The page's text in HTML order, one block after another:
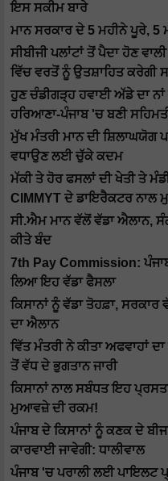
ਇਸ ਸਕੀਮ ਬਾਰੇ
ਮਾਨ ਸਰਕਾਰ ਦੇ 5 ਮਹੀਨੇ ਪੂਰੇ, 5
ਸੀਬੀਜੀ ਪਲਾਂਟਾਂ ਤੋਂ ਪੈਦਾ ਹੋਣ
ਵਿੱਚ ਵਰਤੋਂ ਨੂੰ ਉਤਸ਼ਾਹਿਤ ਕਰੇਗੀ
ਹੁਣ ਚੰਡੀਗੜ੍ਹ ਹਵਾਈ ਅੱਡੇ ਦਾ ਨਾਂ
ਹਰਿਆਣਾ-ਪੰਜਾਬ 'ਚ ਬਣੀ
ਮੁੱਖ ਮੰਤਰੀ ਮਾਨ ਦੀ ਸ਼ਿਲਾਘਯੋਗ
ਵਧਾਉਣ ਲਈ ਚੁੱਕੇ ਕਦਮ
ਮੱਕੀ ਤੇ ਹੋਰ ਫਸਲਾਂ ਦੀ ਖੇਤੀ ਤੇ
CIMMYT ਦੇ ਡਾਇਰੈਕਟਰ ਨਾਲ
ਸੀ.ਐਮ ਮਾਨ ਵੱਲੋਂ ਵੱਡਾ ਐਲਾਨ,
ਕੀਤੇ ਬੰਦ
7th Pay Commission:
ਲਿਆ ਇਹ ਵੱਡਾ ਫੈਸਲਾ
ਕਿਸਾਨਾਂ ਨੂੰ ਵੱਡਾ ਤੋਹਫ਼ਾ,
ਦਾ ਐਲਾਨ
ਵਿੱਤ ਮੰਤਰੀ ਨੇ ਕੀਤਾ ਅਫਵਾਹਾਂ
ਤੋਂ ਵੱਧ ਦੇ ਭੁਗਤਾਨ ਜਾਰੀ
ਕਿਸਾਨਾਂ ਨਾਲ ਸਬੰਧਤ ਇਹ
ਮੁਆਵਜ਼ੇ ਦੀ ਰਕਮ!
ਪੰਜਾਬ ਦੇ ਕਿਸਾਨਾਂ ਨੂੰ ਕਣਕ ਦੇ
ਕਾਰਵਾਈ ਜਾਵੇਗੀ: ਧਾਲੀਵਾਲ
ਪੰਜਾਬ 'ਚ ਪਰਾਲੀ ਲਈ ਪਾਇਲਟ